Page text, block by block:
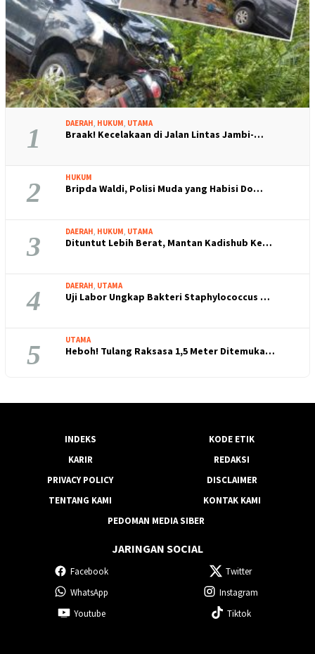
1 DAERAH, HUKUM, UTAMA
Braak! Kecelakaan di Jalan Lintas Jambi-…
2 HUKUM
Bripda Waldi, Polisi Muda yang Habisi Do…
3 DAERAH, HUKUM, UTAMA
Dituntut Lebih Berat, Mantan Kadishub Ke…
4 DAERAH, UTAMA
Uji Labor Ungkap Bakteri Staphylococcus …
5 UTAMA
Heboh! Tulang Raksasa 1,5 Meter Ditemuka…
INDEKS
KODE ETIK
KARIR
REDAKSI
PRIVACY POLICY
DISCLAIMER
TENTANG KAMI
KONTAK KAMI
PEDOMAN MEDIA SIBER
JARINGAN SOCIAL
Facebook
Twitter
WhatsApp
Instagram
Youtube
Tiktok